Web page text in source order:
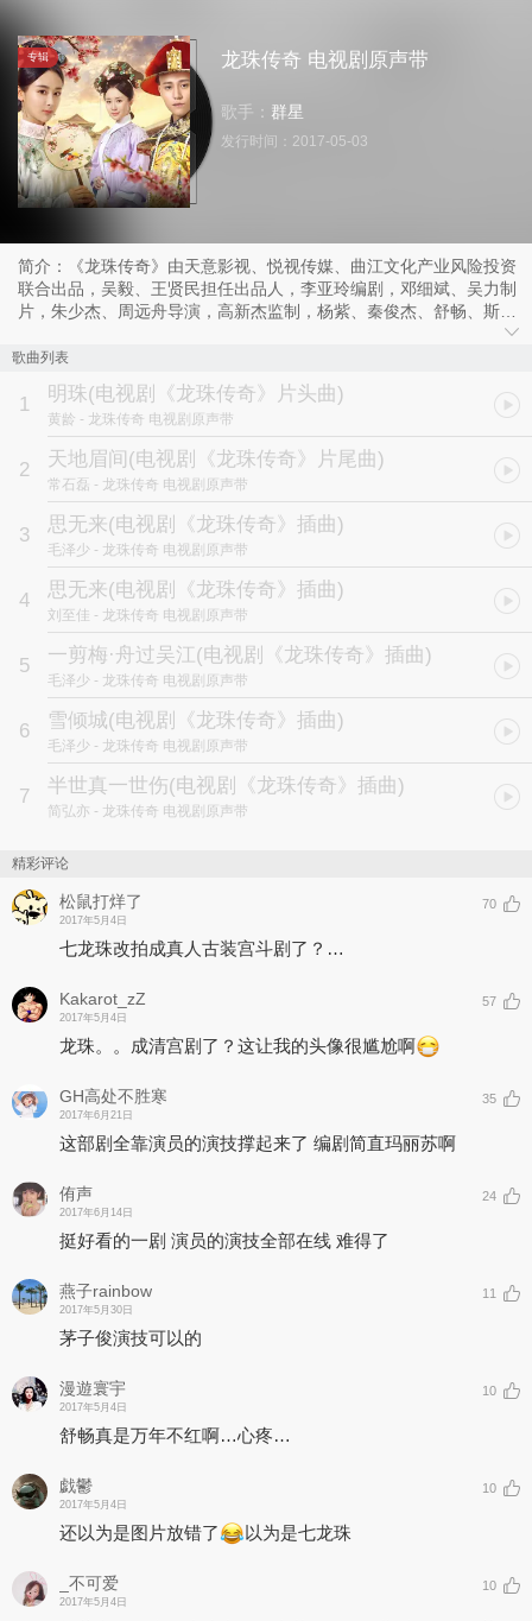
专辑 龙珠传奇 电视剧原声带
歌手： 群星
发行时间： 2017-05-03
简介：《龙珠传奇》由天意影视、悦视传媒、曲江文化产业风险投资
联合出品，吴毅、王贤民担任出品人，李亚玲编剧，邓细斌、吴力制
片，朱少杰、周远舟导演，高新杰监制，杨紫、秦俊杰、舒畅、斯琴
高娃、茅子俊、韩承羽、刘学义、孙蔚等主演的古装浪漫传奇大剧。
片头曲《明珠》将前朝公主李易欢（杨紫饰）比作一颗明珠，更是暗
片尾曲《天地眉间》立足万世，壮阔宏大，侧面反映了康熙身处天地
间，心系天下，又不失浪漫的人物形象。虽然在剧中，杨紫、秦俊杰
被称为“欢喜夫妇”，画面中亦不乏二人甜蜜恩爱的情节，但哀婉的曲
调和沁入心脾的愁思，似乎已经揭示了有情人，难相守的感情结局。
片头曲《明珠》和片尾曲《天地眉间》均由海雷作词、简弘亦作曲、
丁培峰编曲而成。
《明珠》曲调悠扬，歌词清婉动人，字里行间浸满有情人难相守的哀
思，外加“转音歌姬”黄龄倾力演绎，其缥缈灵动的嗓音又为男女主的
感情增添了一分欢喜，三分愁绪。片尾曲《天地眉间》着眼千秋万
世，相比色调明亮的《明珠》，更多了几丝对人生无奈的感叹，充满
宿命感。实力唱将常石磊用精巧的唱功，不单将歌曲中蕴含的辽阔天
地情演绎的淋漓尽致，其高亢深情的音色使得整首歌曲更加浪漫，听
罢仿佛眼前就浮现了有情人天各一方，却爱而不得，扶栏眺望的凄美
场景。
歌曲列表
1 明珠(电视剧《龙珠传奇》片头曲)
黄龄 - 龙珠传奇 电视剧原声带
2 天地眉间 (电视剧《龙珠传奇》片尾曲)
常石磊 - 龙珠传奇 电视剧原声带
3 思无来(电视剧《龙珠传奇》插曲)
毛泽少 - 龙珠传奇 电视剧原声带
4 思无来(电视剧《龙珠传奇》插曲)
刘至佳 - 龙珠传奇 电视剧原声带
5 一剪梅·舟过吴江(电视剧《龙珠传奇》插曲)
毛泽少 - 龙珠传奇 电视剧原声带
6 雪倾城(电视剧《龙珠传奇》插曲)
毛泽少 - 龙珠传奇 电视剧原声带
7 半世真一世伤(电视剧《龙珠传奇》插曲)
简弘亦 - 龙珠传奇 电视剧原声带
精彩评论
松鼠打烊了
2017年5月4日
70
七龙珠改拍成真人古装宫斗剧了？…
Kakarot_zZ
2017年5月4日
57
龙珠。。成清宫剧了？这让我的头像很尴尬啊
GH高处不胜寒
2017年6月21日
35
这部剧全靠演员的演技撑起来了 编剧简直玛丽苏啊
侑声
2017年6月14日
24
挺好看的一剧 演员的演技全部在线 难得了
燕子rainbow
2017年5月30日
11
茅子俊演技可以的
漫遊寰宇
2017年5月4日
10
舒畅真是万年不红啊…心疼…
戯鬱
2017年5月4日
10
还以为是图片放错了 以为是七龙珠
_不可爱
2017年5月4日
10